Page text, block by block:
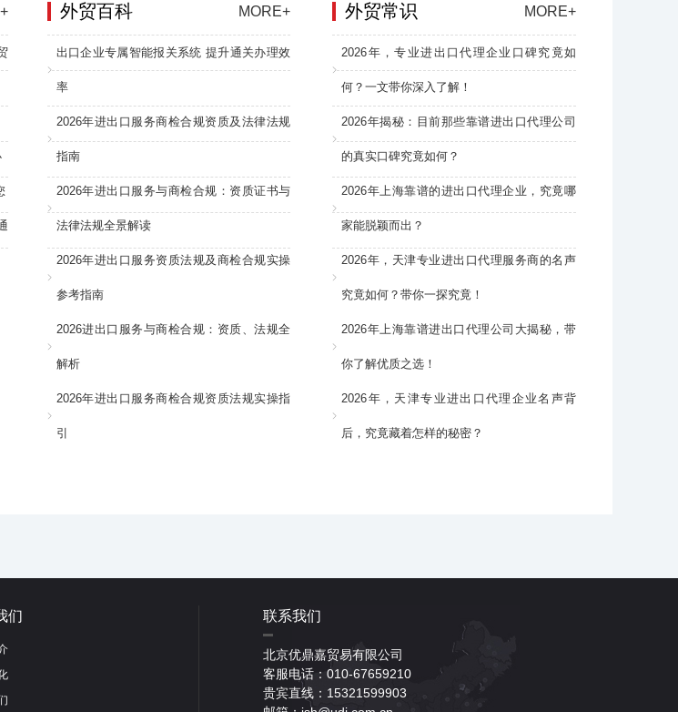
外贸常识 MORE+
2026年，专业进出口代理企业口碑究竟如
何？一文带你深入了解！
2026年揭秘：目前那些靠谱进出口代理公司
的真实口碑究竟如何？
2026年上海靠谱的进出口代理企业，究竟哪
家能脱颖而出？
2026年，天津专业进出口代理服务商的名声
究竟如何？带你一探究竟！
2026年上海靠谱进出口代理公司大揭秘，带
你了解优质之选！
2026年，天津专业进出口代理企业名声背
后，究竟藏着怎样的秘密？
外贸百科 MORE+
出口企业专属智能报关系统 提升通关办理效
率
2026年进出口服务商检合规资质及法律法规
指南
2026年进出口服务与商检合规：资质证书与
法律法规全景解读
2026年进出口服务资质法规及商检合规实操
参考指南
2026进出口服务与商检合规：资质、法规全
解析
2026年进出口服务商检合规资质法规实操指
引
们 联系我们
北京优鼎嘉贸易有限公司
客服电话：010-67659210
贵宾直线：15321599903